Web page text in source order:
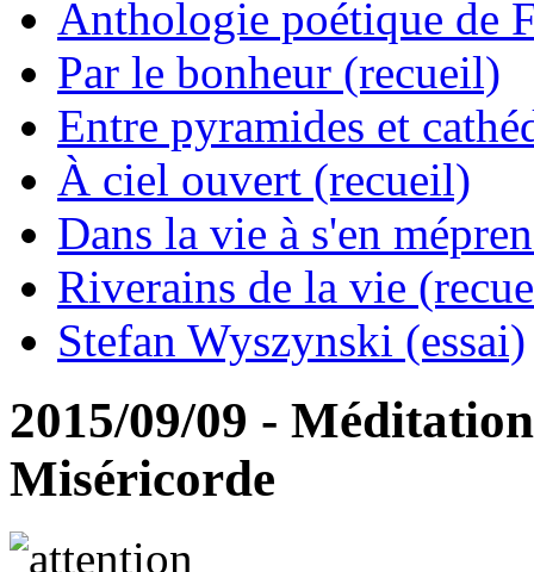
Anthologie poétique de
Par le bonheur (recueil)
Entre pyramides et
À ciel ouvert (recueil)
Dans la vie à s'en
Riverains de la vie
Stefan Wyszynski (essai)
2015/09/09 -
Miséricorde